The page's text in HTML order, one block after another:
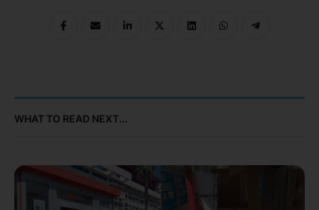
WHAT TO READ NEXT...